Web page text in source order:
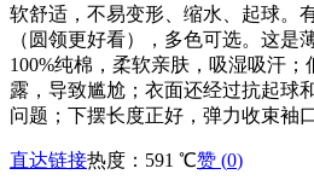
软舒适，不易变形、缩水、起球。
（圆领更好看），多色可选。这是
100%纯棉，柔软亲肤，吸湿吸汗
露，导致尴尬；衣面还经过抗起球
问题；下摆长度正好，弹力收束袖
直达链接热度：591 ℃赞 (0)